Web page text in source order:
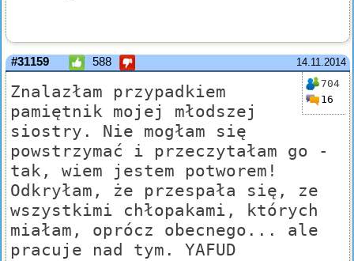
14.11.2014
#31159 588
704
16
Znalazłam przypadkiem
pamiętnik mojej młodszej
siostry. Nie mogłam się
powstrzymać i przeczytałam go -
tak, wiem jestem potworem!
Odkryłam, że przespała się, ze
wszystkimi chłopakami, których
miałam, oprócz obecnego... ale
pracuje nad tym. YAFUD